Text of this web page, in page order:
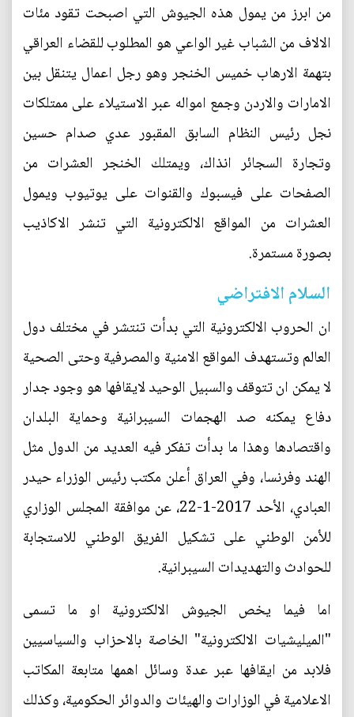
من ابرز من يمول هذه الجيوش التي اصبحت تقود مئات
الالاف من الشباب غير الواعي هو المطلوب للقضاء العراقي
بتهمة الارهاب خميس الخنجر وهو رجل اعمال يتنقل بين
الامارات والاردن وجمع امواله عبر الاستيلاء على ممتلكات
نجل رئيس النظام السابق المقبور عدي صدام حسين
وتجارة السجائر انذاك، ويمتلك الخنجر العشرات من
الصفحات على فيسبوك والقنوات على يوتيوب ويمول
العشرات من المواقع الالكترونية التي تنشر الاكاذيب
بصورة مستمرة.
السلام الافتراضي
ان الحروب الالكترونية التي بدأت تنتشر في مختلف دول
العالم وتستهدف المواقع الامنية والمصرفية وحتى الصحية
لا يمكن ان تتوقف والسبيل الوحيد لايقافها هو وجود جدار
دفاع يمكنه صد الهجمات السيبرانية وحماية البلدان
واقتصادها وهذا ما بدأت تفكر فيه العديد من الدول مثل
الهند وفرنسا، وفي العراق أعلن مكتب رئيس الوزراء حيدر
العبادي، الأحد 2017-1-22، عن موافقة المجلس الوزاري
للأمن الوطني على تشكيل الفريق الوطني للاستجابة
للحوادث والتهديدات السيبرانية.
اما فيما يخص الجيوش الالكترونية او ما تسمى
"الميليشيات الالكترونية" الخاصة بالاحزاب والسياسيين
فلابد من ايقافها عبر عدة وسائل اهمها متابعة المكاتب
الاعلامية في الوزارات والهيئات والدوائر الحكومية، وكذلك